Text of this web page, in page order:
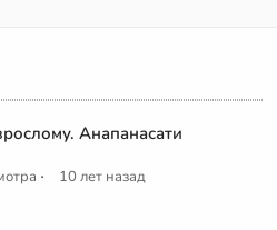
Анапанасати
· 10 лет назад